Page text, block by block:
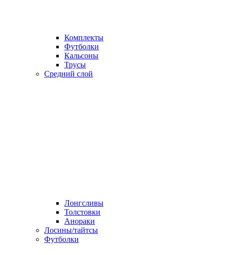
Комплекты
Футболки
Кальсоны
Трусы
Средний слой
Лонгсливы
Толстовки
Анораки
Лосины/тайтсы
Футболки